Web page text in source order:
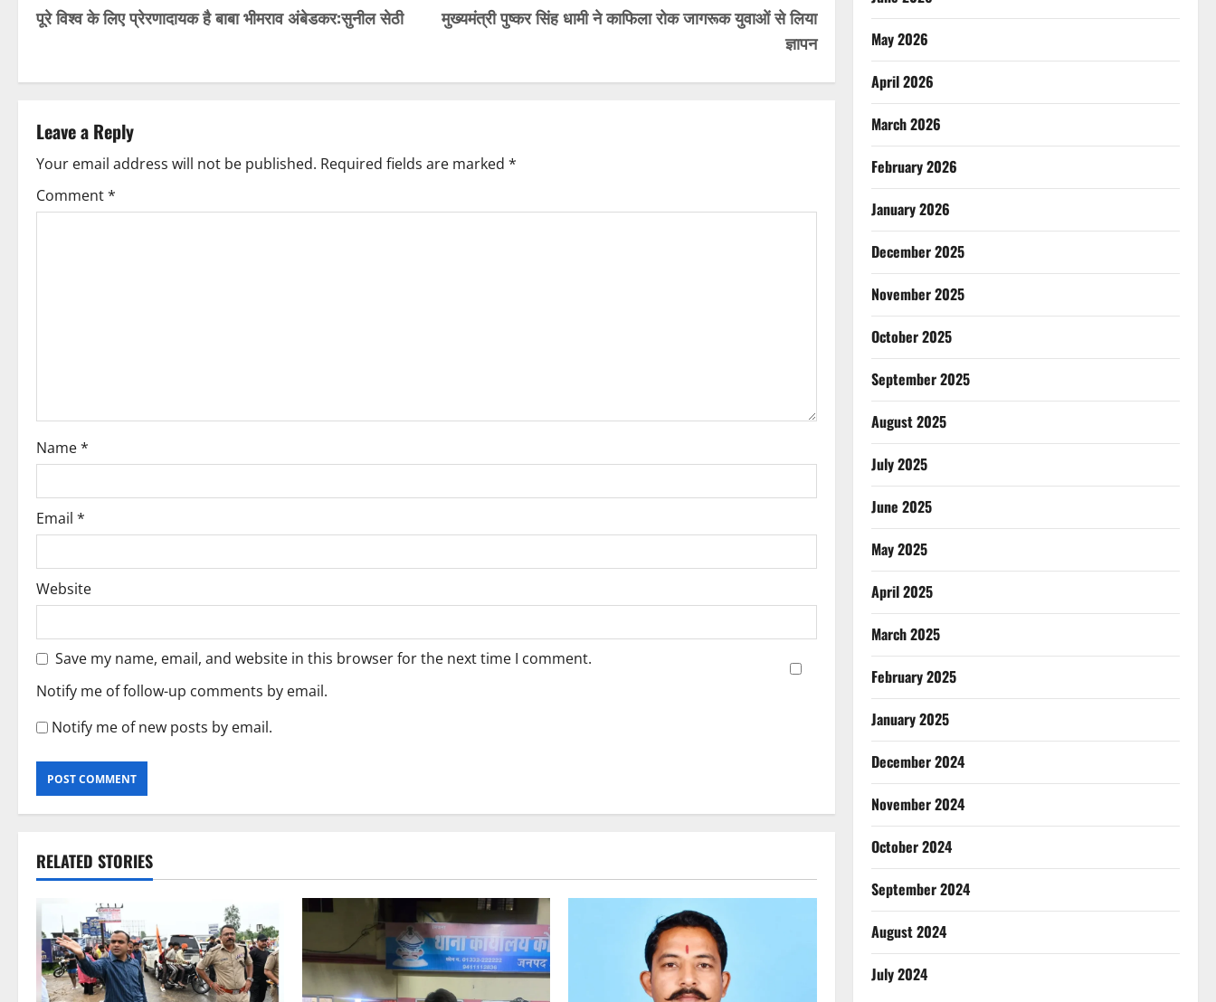
o
s
n
a
v
i
o
n
पूरे विश्व के लिए प्रेरणादायक है बाबा भीमराव अंबेडकर:सुनील सेठी
मुख्यमंत्री पुष्कर सिंह धामी ने काफिला रोक जागरूक युवाओं से लिया
ज्ञापन
Leave a Reply
Your email address will not be published. Required fields are marked *
Comment*
Name*
Email *
Website
Save my name, email, and website in this browser for the next time I comment.
Notify me of follow-up comments by email.
Notify me of new posts by email.
RELATED STORIES
May 2026
April 2026
March 2026
February 2026
January 2026
December 2025
November 2025
October 2025
September 2025
August 2025
July 2025
June 2025
May 2025
April 2025
March 2025
February 2025
January 2025
December 2024
November 2024
October 2024
September 2024
August 2024
July 2024